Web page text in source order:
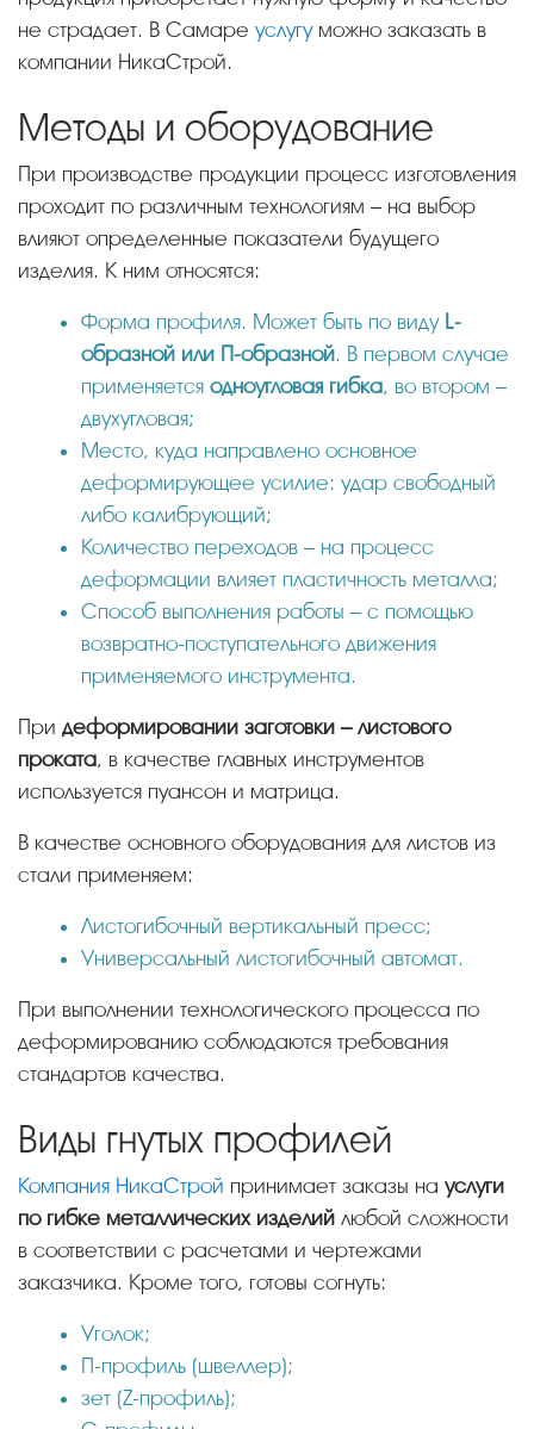
не страдает. В Самаре услугуможно заказать в
компании НикаСтрой.
Методы и оборудование
При производстве продукции процесс изготовления
проходит по различным технологиям – на выбор
влияют определенные показатели будущего
изделия. К ним относятся:
Форма профиля. Может быть по виду L-
образной или П-образной. В первом случае
применяется одноугловая гибка, во втором –
двухугловая;
Место, куда направлено основное
деформирующее усилие: удар свободный
либо калибрующий;
Количество переходов – на процесс
деформации влияет пластичность металла;
Способ выполнения работы – с помощью
возвратно-поступательного движения
применяемого инструмента.
При деформировании заготовки – листового
проката, в качестве главных инструментов
используется пуансон и матрица.
В качестве основного оборудования для листов из
стали применяем:
Листогибочный вертикальный пресс;
Универсальный листогибочный автомат.
При выполнении технологического процесса по
деформированию соблюдаются требования
стандартов качества.
Виды гнутых профилей
Компания НикаСтрой принимает заказы на услуги
по гибке металлических изделий любой сложности
в соответствии с расчетами и чертежами
заказчика. Кроме того, готовы согнуть:
Уголок;
П-профиль (швеллер);
зет (Z-профиль);